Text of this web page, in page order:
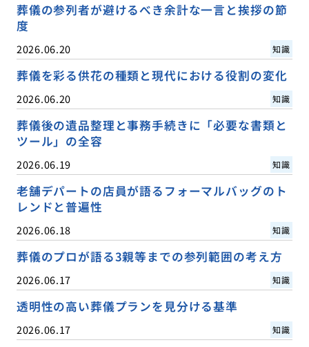
葬儀の参列者が避けるべき余計な一言と挨拶の節
度
2026.06.20 知識
葬儀を彩る供花の種類と現代における役割の変化
2026.06.20 知識
葬儀後の遺品整理と事務手続きに「必要な書類と
ツール」の全容
2026.06.19 知識
老舗デパートの店員が語るフォーマルバッグのト
レンドと普遍性
2026.06.18 知識
葬儀のプロが語る3親等までの参列範囲の考え方
2026.06.17 知識
透明性の高い葬儀プランを見分ける基準
2026.06.17 知識